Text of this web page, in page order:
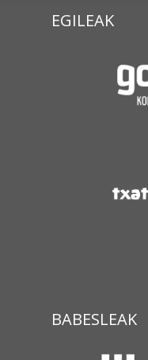
EGILEAK
BABESLEAK